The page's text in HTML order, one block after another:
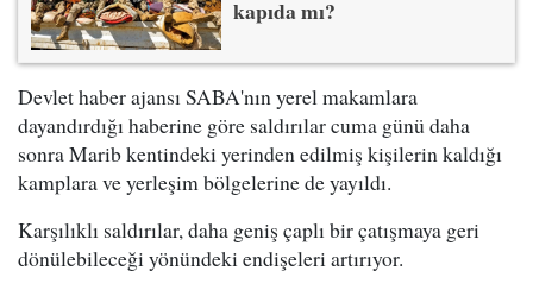
kapıda mı?
Devlet haber ajansı SABA'nın yerel makamlara
dayandırdığı haberine göre saldırılar cuma günü daha
sonra Marib kentindeki yerinden edilmiş kişilerin kaldığı
kamplara ve yerleşim bölgelerine de yayıldı.
Karşılıklı saldırılar, daha geniş çaplı bir çatışmaya geri
dönülebileceği yönündeki endişeleri artırıyor.